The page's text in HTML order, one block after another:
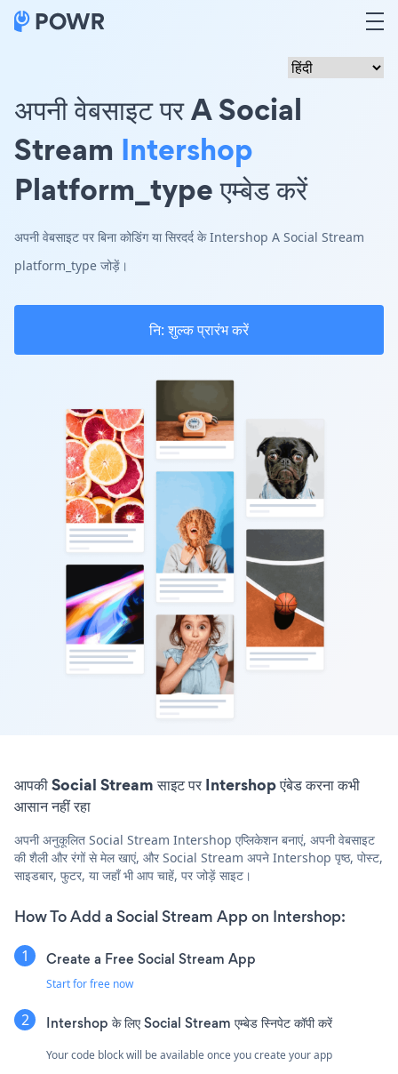
अपनी वेबसाइट पर A Social
Stream Intershop
Platform_type एम्बेड करें
अपनी वेबसाइट पर बिना कोडिंग या सिरदर्द के Intershop A Social Stream
platform_type जोड़ें।
नि: शुल्क प्रारंभ करें
आपकी Social Stream साइट पर Intershop एंबेड करना कभी
आसान नहीं रहा
अपनी अनुकूलित Social Stream Intershop एप्लिकेशन बनाएं, अपनी वेबसाइट
की शैली और रंगों से मेल खाएं, और Social Stream अपने Intershop पृष्ठ, पोस्ट,
साइडबार, फुटर, या जहाँ भी आप चाहें, पर जोड़ें साइट।
How To Add a Social Stream App on Intershop:
Create a Free Social Stream App
Start for free now
Intershop के लिए Social Stream एम्बेड स्निपेट कॉपी करें
Your code block will be available once you create your app